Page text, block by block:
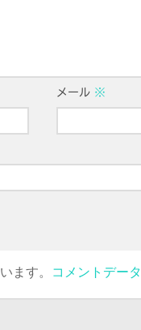
メール ※
ます。 コメントデー